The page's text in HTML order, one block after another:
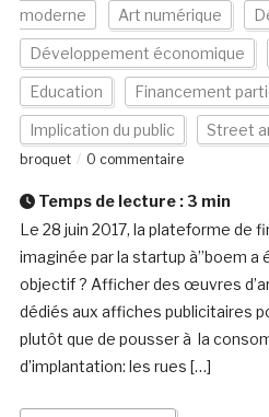
moderne Art numérique
Développement économique
Education Financement
Implication du public Street
broquet
0 commentaire
Temps de lecture : 3 min
Le 28 juin 2017, la plateforme de
imaginée par la startup à”boem a
objectif ? Afficher des œuvres
dédiés aux affiches publicitaires
plutôt que de pousser à la
d’implantation: les rues […]